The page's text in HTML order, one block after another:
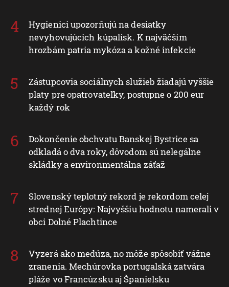
Hygienici upozorňujú na desiatky
nevyhovujúcich kúpalísk. K najväčším
hrozbám patria mykóza a kožné infekcie
Zástupcovia sociálnych služieb žiadajú vyššie
platy pre opatrovateľky, postupne o 200 eur
každý rok
Dokončenie obchvatu Banskej Bystrice sa
odkladá o dva roky, dôvodom sú nelegálne
skládky a environmentálna záťaž
Slovenský teplotný rekord je rekordom celej
strednej Európy: Najvyššiu hodnotu namerali v
obci Dolné Plachtince
Vyzerá ako medúza, no môže spôsobiť vážne
zranenia. Mechúrovka portugalská zatvára
pláže vo Francúzsku aj Španielsku